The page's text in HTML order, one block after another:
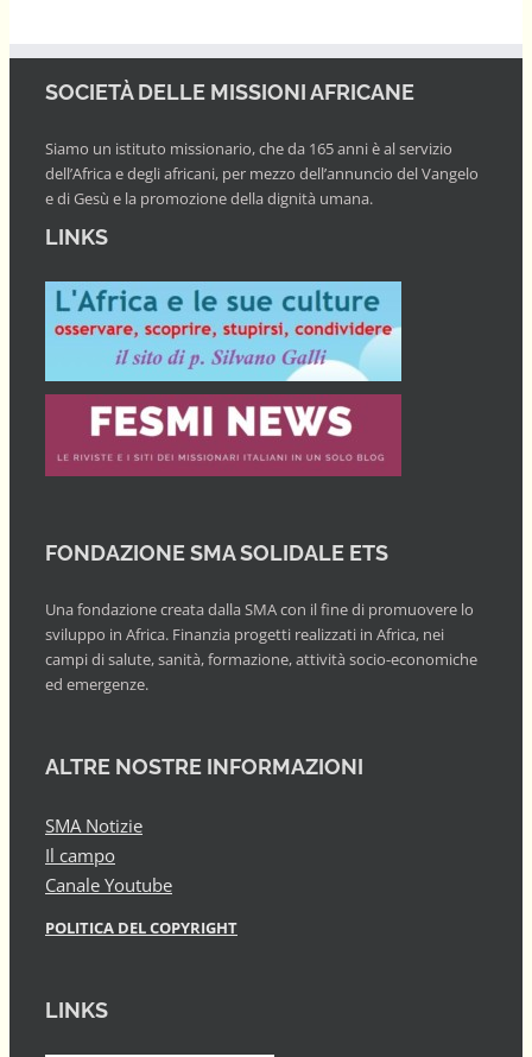
SOCIETÀ DELLE MISSIONI AFRICANE
Siamo un istituto missionario, che da 165 anni è al servizio
dell’Africa e degli africani, per mezzo dell’annuncio del Vangelo
e di Gesù e la promozione della dignità umana.
LINKS
FONDAZIONE SMA SOLIDALE ETS
Una fondazione creata dalla SMA con il fine di promuovere lo
sviluppo in Africa. Finanzia progetti realizzati in Africa, nei
campi di salute, sanità, formazione, attività socio-economiche
ed emergenze.
ALTRE NOSTRE INFORMAZIONI
SMA Notizie
Il campo
Canale Youtube
POLITICA DEL COPYRIGHT
LINKS